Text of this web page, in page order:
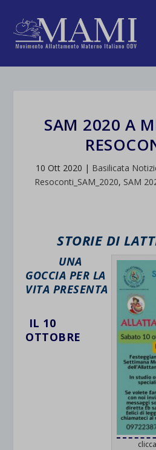
SAM 2020 A
10 Ott 2020 | Basilicata
Resoconti_SAM_2020, SAM
STORIE DI
UNA
GOCCIA PER LA
VITA PRESENTA
IL 10
OTTOBRE